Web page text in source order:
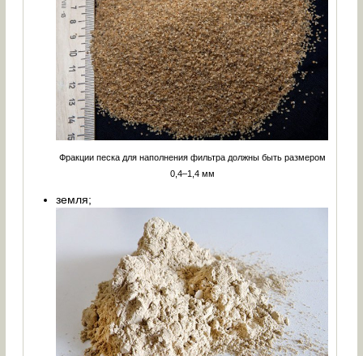
Фракции песка для наполнения фильтра должны быть размером
0,4–1,4 мм
земля;